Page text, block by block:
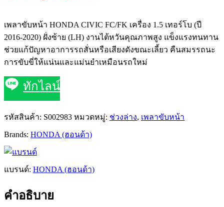
เพลาขับหน้า HONDA CIVIC FC/FK เครื่อง 1.5 เทอร์โบ (ปี
2016-2020) ฝั่งซ้าย (LH) งานไต้หวันคุณภาพสูง แข็งแรงทนทาน
ช่วยแก้ปัญหาอาการรถสั่นหรือเสียงดังขณะเลี้ยว คืนสมรรถนะ
การขับขี่ให้แน่นและแม่นยำเหมือนรถใหม่
ทักไลน์
รหัสสินค้า: S002983 หมวดหมู่: ช่วงล่าง, เพลาขับหน้า
Brands: HONDA (ฮอนด้า)
แบรนด์: HONDA (ฮอนด้า)
คำอธิบาย